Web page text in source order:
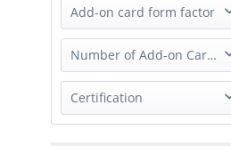
3x M.2
none
2x 10/100Mbps RJ45
2x 1GbE (RJ-45)
2x 1GbE (SFP)
4x 1GbE (RJ-45)
8x 1GbE (RJ-45)
2x 2.5GbE (RJ-45)
Add-on card form factor
Full Height
Half Height
none
Number of Add-on Cards
0 Add-on Card
1 Add-on Card
Certification